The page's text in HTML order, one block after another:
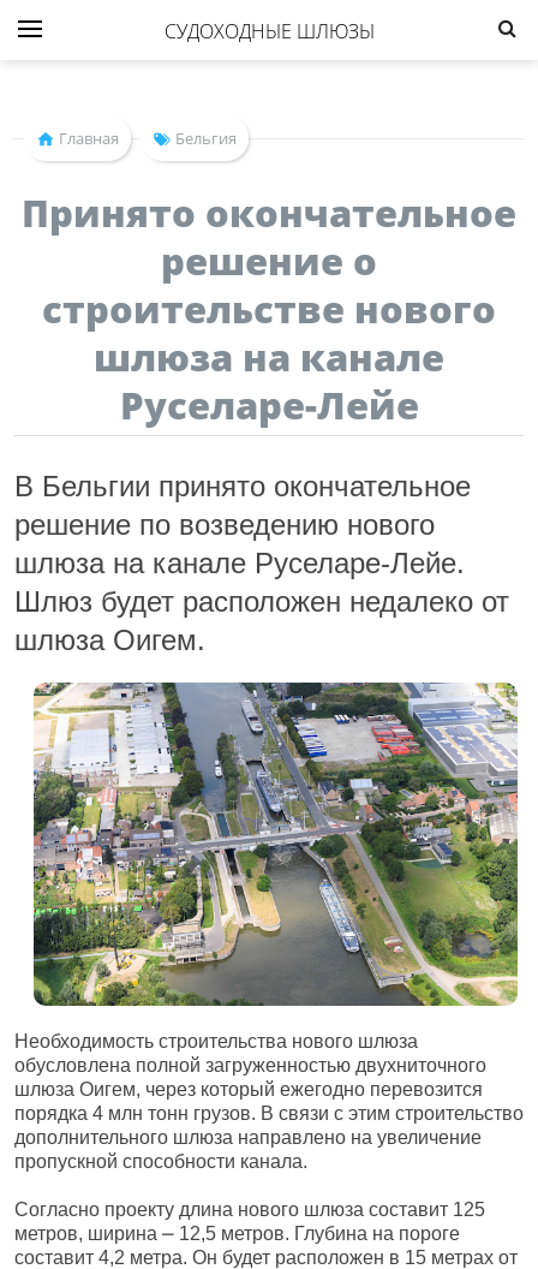
СУДОХОДНЫЕ ШЛЮЗЫ
Главная Бельгия
Принято окончательное
решение о
строительстве нового
шлюза на канале
Руселаре-Лейе
В Бельгии принято окончательное
решение по возведению нового
шлюза на канале Руселаре-Лейе.
Шлюз будет расположен недалеко от
шлюза Оигем.
Необходимость строительства нового шлюза
обусловлена полной загруженностью двухниточного
шлюза Оигем, через который ежегодно перевозится
порядка 4 млн тонн грузов. В связи с этим строительство
дополнительного шлюза направлено на увеличение
пропускной способности канала.
Согласно проекту длина нового шлюза составит 125
метров, ширина ⎼ 12,5 метров. Глубина на пороге
составит 4,2 метра. Он будет расположен в 15 метрах от